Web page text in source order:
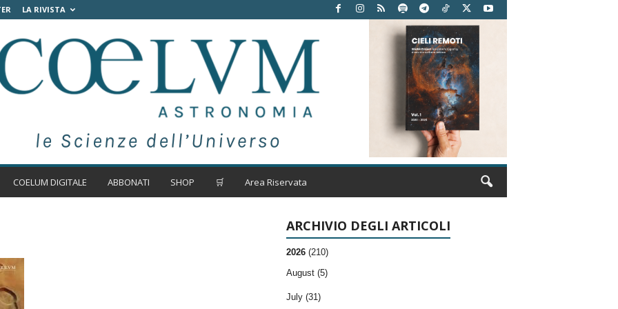
LA RIVISTA
COELUM DIGITALE ABBONATI SHOP 🛒 Area Riservata
ARCHIVIO DEGLI ARTICOLI
2026 (210)
August (5)
July (31)